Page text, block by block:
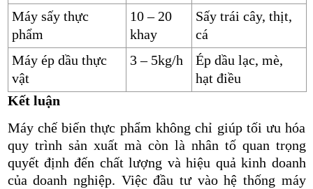
Máy sấy thực
phẩm
10 – 20
khay
Sấy trái cây, thịt,
cá
Máy ép dầu thực
vật
3 – 5kg/h
Ép dầu lạc, mè,
hạt điều
Kết luận
Máy chế biến thực phẩm không chỉ giúp tối ưu hóa
quy trình sản xuất mà còn là nhân tố quan trọng
quyết định đến chất lượng và hiệu quả kinh doanh
của doanh nghiệp. Việc đầu tư vào hệ thống máy